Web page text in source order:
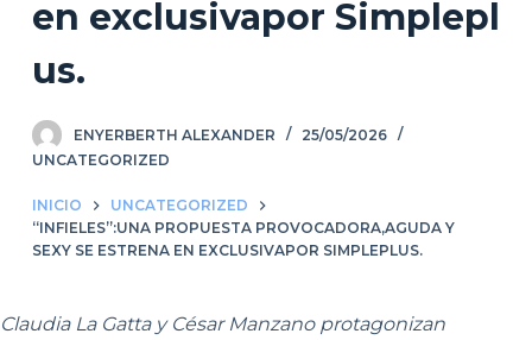
e
o
en exclusivapor Simplepl
us.
ENYERBERTH ALEXANDER
25/05/2026
UNCATEGORIZED
INICIO
UNCATEGORIZED
“INFIELES”:UNA PROPUESTA PROVOCADORA,AGUDA Y
SEXY SE ESTRENA EN EXCLUSIVAPOR SIMPLEPLUS.
Claudia La Gatta y César Manzano protagonizan